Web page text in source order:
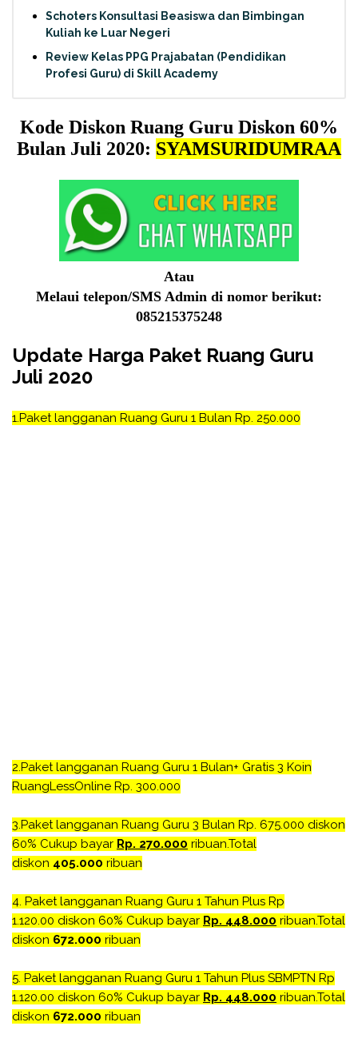
Schoters Konsultasi Beasiswa dan Bimbingan
Kuliah ke Luar Negeri
Review Kelas PPG Prajabatan (Pendidikan
Profesi Guru) di Skill Academy
Kode Diskon Ruang Guru Diskon 60%
Bulan Juli 2020: SYAMSURIDUMRAA
Atau
Melaui telepon/SMS Admin di nomor berikut:
085215375248
Update Harga Paket Ruang Guru
Juli 2020
1. Paket langganan Ruang Guru 1 Bulan Rp. 250.000
2. Paket langganan Ruang Guru 1 Bulan+ Gratis 3 Koin
RuangLessOnline Rp. 300.000
3. Paket langganan Ruang Guru 3 Bulan Rp. 675.000 diskon
60% Cukup bayar Rp. 270.000 ribuan.Total
diskon 405.000 ribuan
4. Paket langganan Ruang Guru 1 Tahun Plus Rp
1.120.00 diskon 60% Cukup bayar Rp. 448.000 ribuan.Total
diskon 672.000 ribuan
5. Paket langganan Ruang Guru 1 Tahun Plus SBMPTN Rp
1.120.00 diskon 60% Cukup bayar Rp. 448.000 ribuan.Total
diskon 672.000 ribuan